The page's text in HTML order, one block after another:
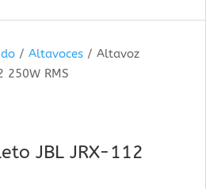
/ Altavoces / Altavoz
250W RMS
JBL JRX-112